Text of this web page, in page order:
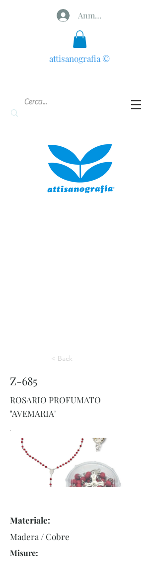
Anmelden
attisanografia ©
< Back
Z-685
ROSARIO PROFUMATO
"AVEMARIA"
Materiale:
Madera / Cobre
Misure: